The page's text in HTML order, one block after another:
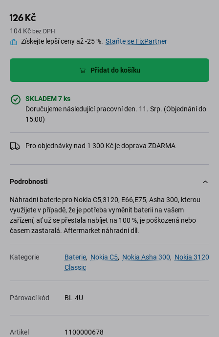
126 Kč
104 Kč bez DPH
Získejte lepší ceny až -25 %. Staňte se FixPartner
Přidat do košíku
SKLADEM 7 ks
Doručujeme následující pracovní den. 11. Srp. (Objednání do
15:00)
Pro objednávky nad 1 300 Kč je doprava ZDARMA
Podrobnosti
Náhradní baterie pro Nokia C5,3120, E66,E75, Asha 300, kterou
využijete v případě, že je potřeba vyměnit baterii na vašem
zařízení, ať už se přestala nabíjet na 100 %, je poškozená nebo
časem zastaralá. Aftermarket náhradní díl.
Kategorie Baterie, Nokia C5, Nokia Asha 300, Nokia 3120
Classic
Párovací kód BL-4U
Artikel 1100000678